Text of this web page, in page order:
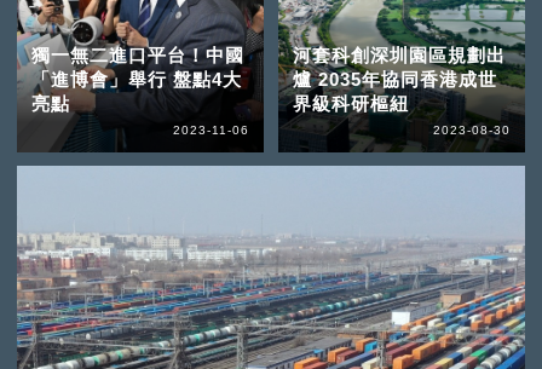
獨一無二進口平台！中國
「進博會」舉行 盤點4大
亮點
2023-11-06
河套科創深圳園區規劃出
爐 2035年協同香港成世
界級科研樞紐
2023-08-30